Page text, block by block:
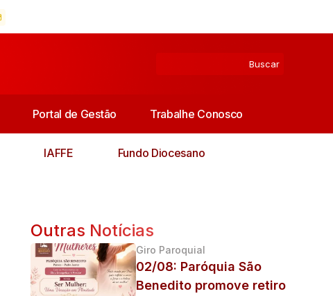
Portal de Gestão Trabalhe Conosco
IAFFE Fundo Diocesano
Outras Notícias
Giro Paroquial
02/08: Paróquia São
Benedito promove retiro